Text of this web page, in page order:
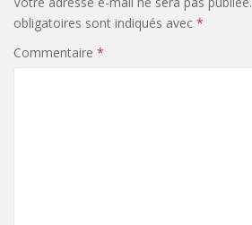
obligatoires sont indiqués avec *
Commentaire *